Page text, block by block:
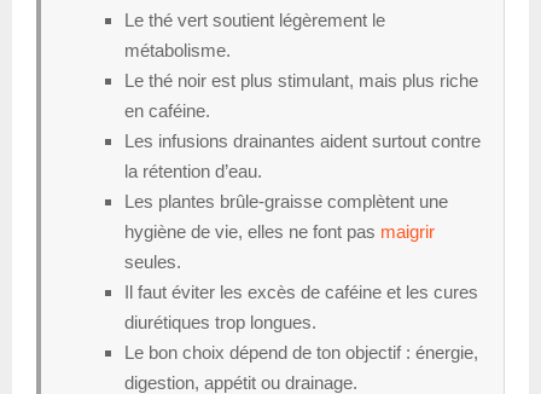
Le thé vert soutient légèrement le
métabolisme.
Le thé noir est plus stimulant, mais plus riche
en caféine.
Les infusions drainantes aident surtout contre
la rétention d’eau.
Les plantes brûle-graisse complètent une
hygiène de vie, elles ne font pas maigrir
seules.
Il faut éviter les excès de caféine et les cures
diurétiques trop longues.
Le bon choix dépend de ton objectif : énergie,
digestion, appétit ou drainage.